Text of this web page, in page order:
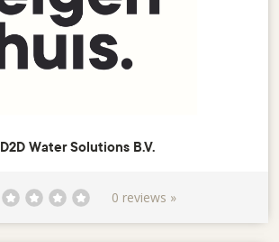
D2D Water Solutions B.V.
0 reviews »